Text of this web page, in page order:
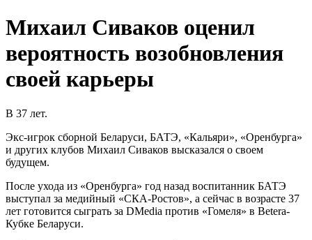
Михаил Сиваков оценил
вероятность возобновления
своей карьеры
В 37 лет.
Экс-игрок сборной Беларуси, БАТЭ, «Кальяри», «Оренбурга»
и других клубов Михаил Сиваков высказался о своем
будущем.
После ухода из «Оренбурга» год назад воспитанник БАТЭ
выступал за медийный «СКА-Ростов», а сейчас в возрасте 37
лет готовится сыграть за DMedia против «Гомеля» в Betera-
Кубке Беларуси.